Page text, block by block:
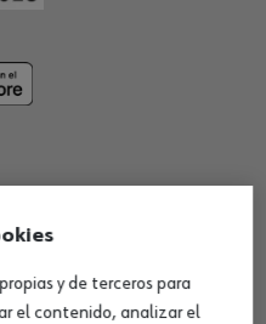
y de terceros para
el contenido, analizar el